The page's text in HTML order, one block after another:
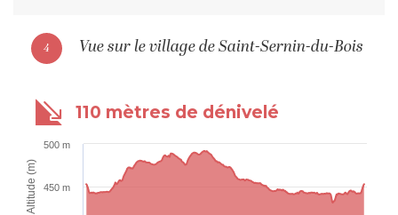
4 Vue sur le village de Saint-Sernin-du-Bois
110 mètres de dénivelé
Altitude (m) 450 m
500 m